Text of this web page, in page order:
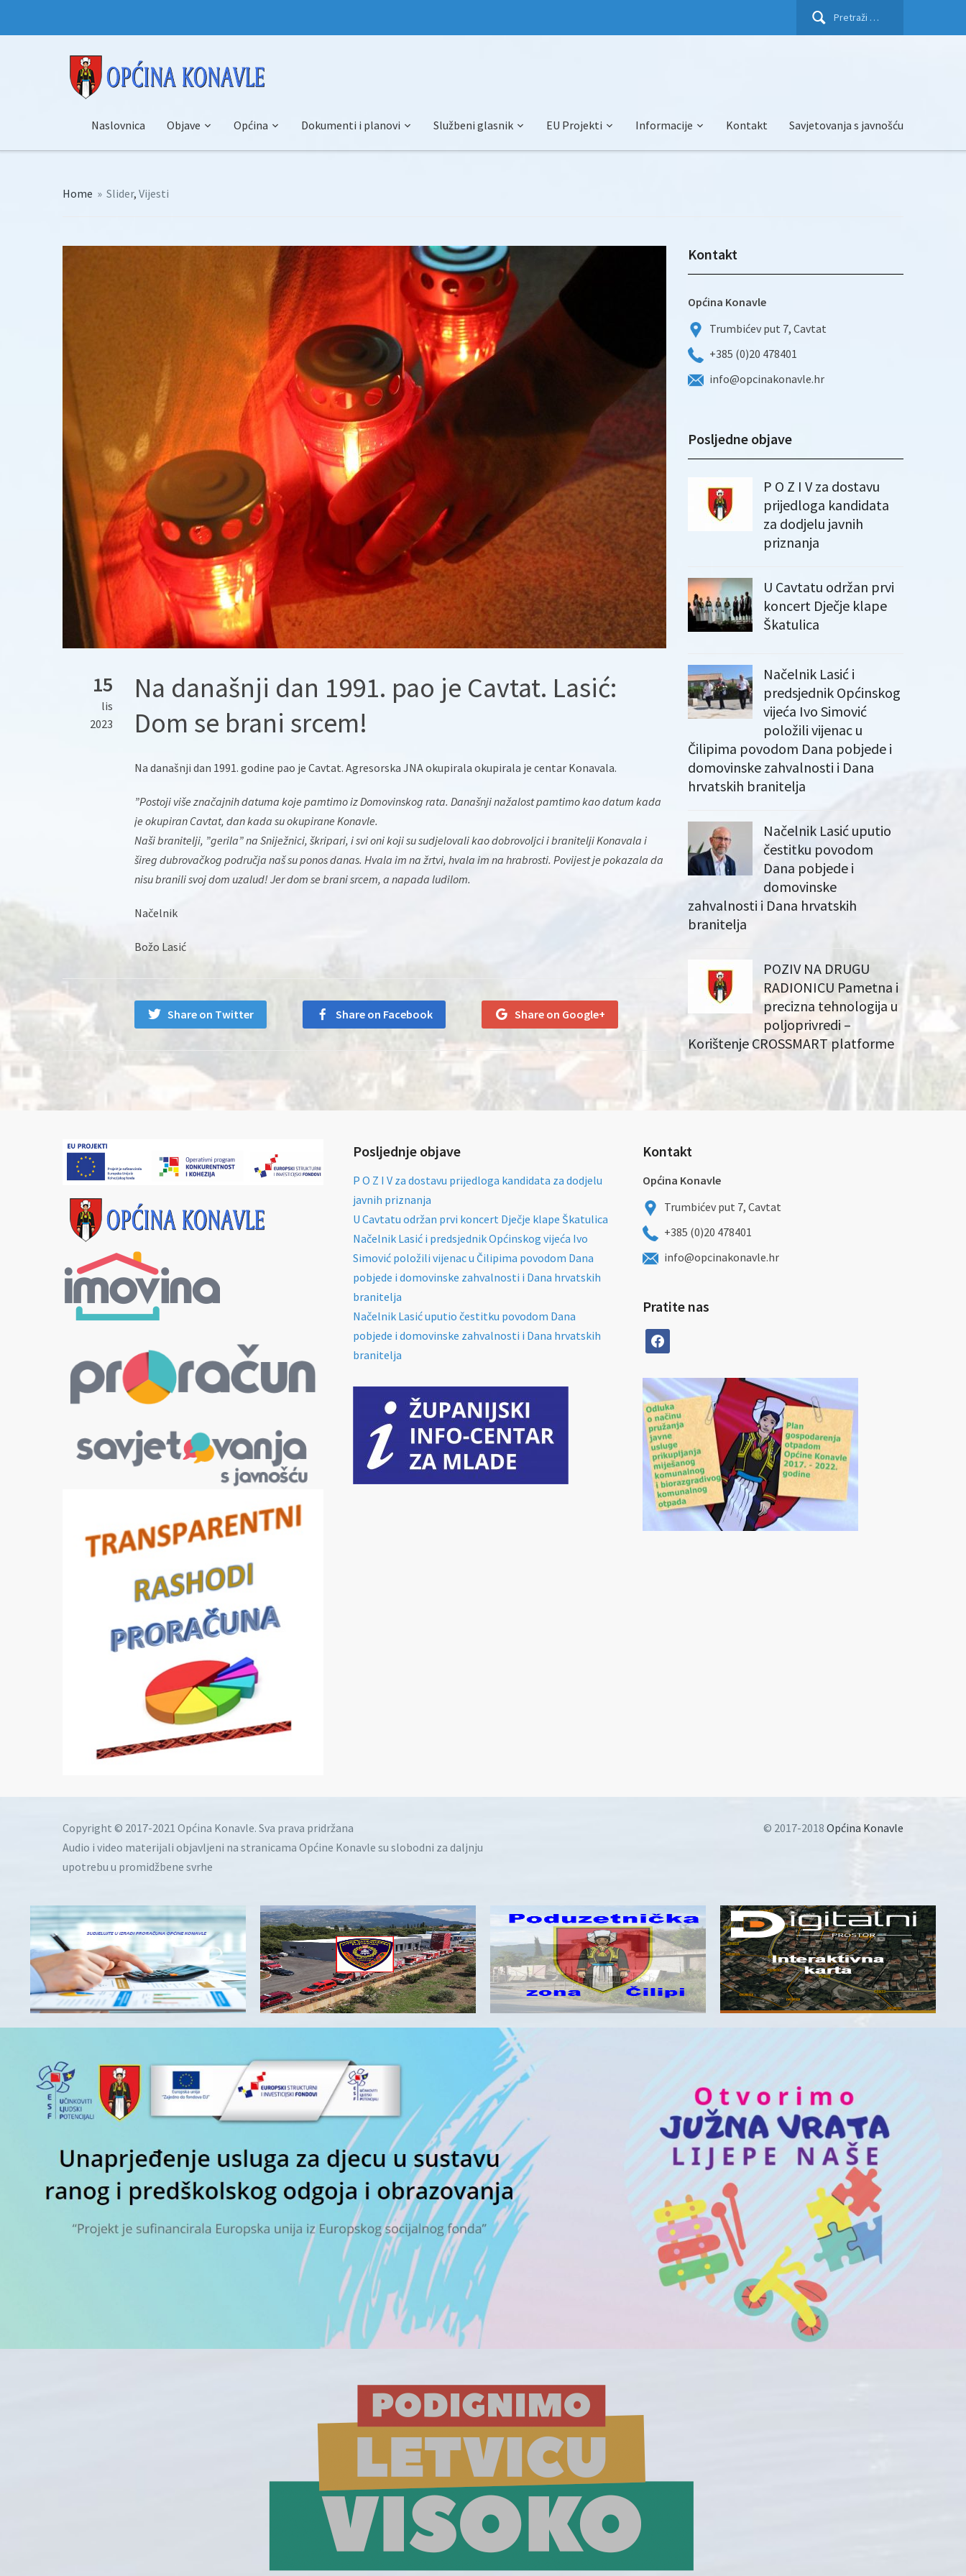
Pretraži:
Naslovnica Objave Općina Dokumenti i planovi Službeni glasnik EU Projekti Informacije Kontakt Savjetovanja s javnošću
Home » Slider, Vijesti
15
lis
2023
Na današnji dan 1991. pao je Cavtat. Lasić:
Dom se brani srcem!
Na današnji dan 1991. godine pao je Cavtat. Agresorska JNA okupirala okupirala je centar Konavala.
”Postoji više značajnih datuma koje pamtimo iz Domovinskog rata. Današnji nažalost pamtimo kao datum kada
je okupiran Cavtat, dan kada su okupirane Konavle.
Naši branitelji, ”gerila” na Sniježnici, škripari, i svi oni koji su sudjelovali kao dobrovoljci i branitelji Konavala i
šireg dubrovačkog područja naš su ponos danas. Hvala im na žrtvi, hvala im na hrabrosti. Povijest je pokazala da
nisu branili svoj dom uzalud! Jer dom se brani srcem, a napada ludilom.
Načelnik
Božo Lasić
Share on Twitter Share on Facebook Share on Google+
Kontakt
Općina Konavle
Trumbićev put 7, Cavtat
+385 (0)20 478401
info@opcinakonavle.hr
Posljedne objave
P O Z I V za dostavu
prijedloga kandidata
za dodjelu javnih
priznanja
U Cavtatu održan prvi
koncert Dječje klape
Škatulica
Načelnik Lasić i
predsjednik Općinskog
vijeća Ivo Simović
položili vijenac u
Čilipima povodom Dana pobjede i
domovinske zahvalnosti i Dana
hrvatskih branitelja
Načelnik Lasić uputio
čestitku povodom
Dana pobjede i
domovinske
zahvalnosti i Dana hrvatskih
branitelja
POZIV NA DRUGU
RADIONICU Pametna i
precizna tehnologija u
poljoprivredi –
Korištenje CROSSMART platforme
Posljednje objave
P O Z I V za dostavu prijedloga kandidata za dodjelu
javnih priznanja
U Cavtatu održan prvi koncert Dječje klape Škatulica
Načelnik Lasić i predsjednik Općinskog vijeća Ivo
Simović položili vijenac u Čilipima povodom Dana
pobjede i domovinske zahvalnosti i Dana hrvatskih
branitelja
Načelnik Lasić uputio čestitku povodom Dana
pobjede i domovinske zahvalnosti i Dana hrvatskih
branitelja
Kontakt
Općina Konavle
Trumbićev put 7, Cavtat
+385 (0)20 478401
info@opcinakonavle.hr
Pratite nas
facebook
Copyright © 2017-2021 Općina Konavle. Sva prava pridržana
Audio i video materijali objavljeni na stranicama Općine Konavle su slobodni za daljnju
upotrebu u promidžbene svrhe
© 2017-2018 Općina Konavle